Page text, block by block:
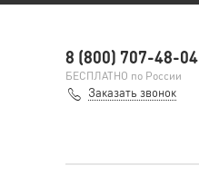
8 (800) 707-48-04
БЕСПЛАТНО по России
Заказать звонок